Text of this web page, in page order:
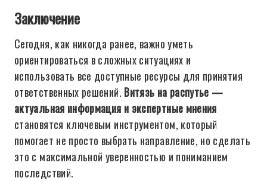
Заключение
Сегодня, как никогда ранее, важно уметь
ориентироваться в сложных ситуациях и
использовать все доступные ресурсы для принятия
ответственных решений. Витязь на распутье —
актуальная информация и экспертные мнения
становятся ключевым инструментом, который
помогает не просто выбрать направление, но сделать
это с максимальной уверенностью и пониманием
последствий.